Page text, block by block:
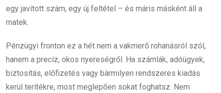
egy javított szám, egy új feltétel – és máris másként áll a
matek.
Pénzügyi fronton ez a hét nem a vakmerő rohanásról szól,
hanem a precíz, okos nyereségről. Ha számlák, adóügyek,
biztosítás, előfizetés vagy bármilyen rendszeres kiadás
kerül terítékre, most meglepően sokat foghatsz. Nem